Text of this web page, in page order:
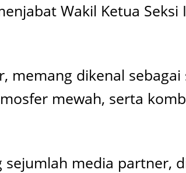
Wakil Ketua
memang dikenal
mewah, serta
sejumlah media partner,